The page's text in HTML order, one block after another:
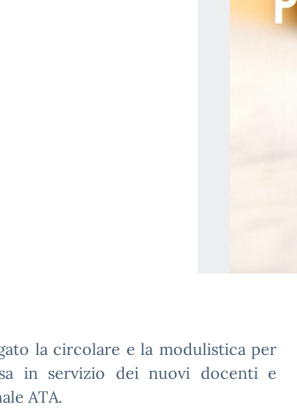
la circolare e la modulistica per
in servizio dei nuovi docenti e
ATA.